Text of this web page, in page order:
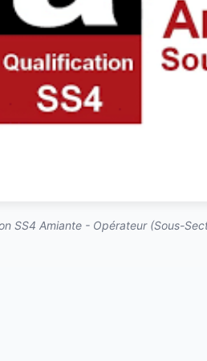
SS4 Amiante - Opérateur (Sous-